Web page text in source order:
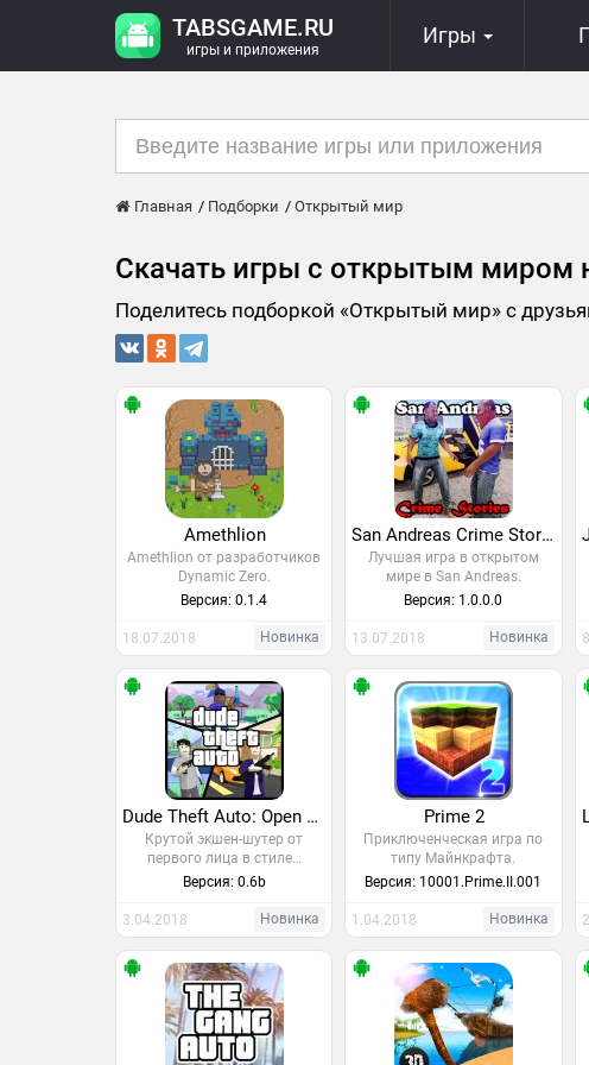
TABSGAME.RU
игры и приложения
Игры
Главная Подборки Открытый мир
Скачать игры с открытым миром
Поделитесь подборкой «Открытый мир» с
Amethlion
Amethlion от разработчиков
Dynamic Zero.
Версия: 0.1.4
18.07.2018 Новинка
San Andreas Crime Stories
Лучшая игра в открытом
мире в San Andreas.
Версия: 1.0.0.0
13.07.2018 Новинка
Dude Theft Auto: Open World Sandbox Simulator
Крутой экшен-шутер от
первого лица в стиле…
Версия: 0.6b
3.04.2018 Новинка
Prime 2
Приключенческая игра по
типу Майнкрафта.
Версия: 10001.Prime.II.001
1.04.2018 Новинка